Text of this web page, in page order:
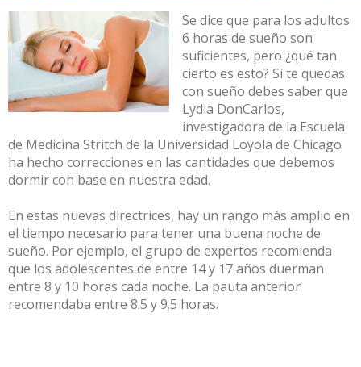
Se dice que para los adultos
6 horas de sueño son
suficientes, pero ¿qué tan
cierto es esto? Si te quedas
con sueño debes saber que
Lydia DonCarlos,
investigadora de la Escuela
de Medicina Stritch de la Universidad Loyola de Chicago
ha hecho correcciones en las cantidades que debemos
dormir con base en nuestra edad.
En estas nuevas directrices, hay un rango más amplio en
el tiempo necesario para tener una buena noche de
sueño. Por ejemplo, el grupo de expertos recomienda
que los adolescentes de entre 14 y 17 años duerman
entre 8 y 10 horas cada noche. La pauta anterior
recomendaba entre 8.5 y 9.5 horas.